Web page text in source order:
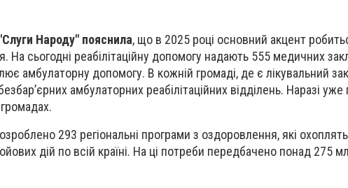
Народу" пояснила, що в 2025 році основний акцент
На сьогодні реабілітаційну допомогу надають 555 медичних
амбулаторну допомогу. В кожній громаді, де є лікувальний
амбулаторних реабілітаційних відділень. Наразі
293 регіональні програми з оздоровлення, які
дій по всій країні. На ці потреби передбачено понад 275